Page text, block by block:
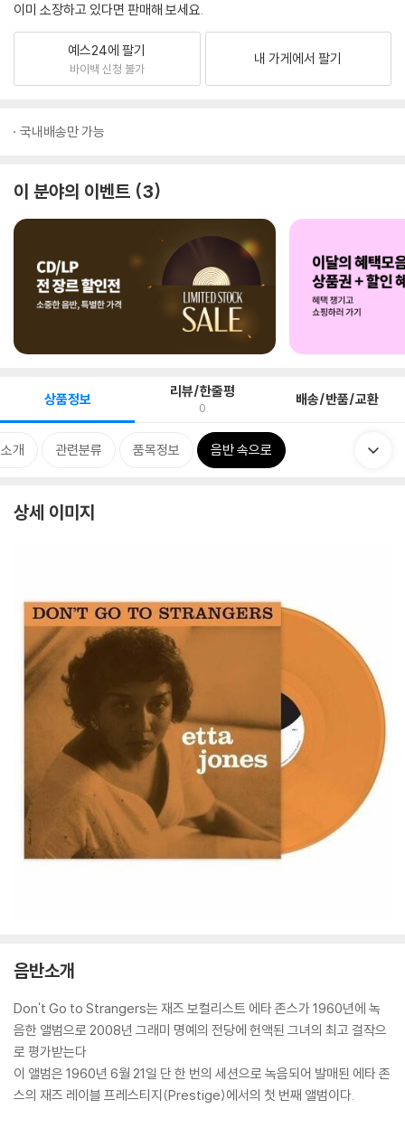
이미 소장하고 있다면 판매해 보세요.
예스24에 팔기
바이백 신청 불가
내 가게에서 팔기
국내배송만 가능
이 분야의 이벤트 3
상품정보 리뷰/한줄평
0 배송/반품/교환
개 관련분류 품목정보 음반 속으로
상세 이미지
음반소개
Don't Go to Strangers는 재즈 보컬리스트 에타 존스가 1960년에 녹
음한 앨범으로 2008년 그래미 명예의 전당에 헌액된 그녀의 최고 걸작으
로 평가받는다
이 앨범은 1960년 6월 21일 단 한 번의 세션으로 녹음되어 발매된 에타 존
스의 재즈 레이블 프레스티지(Prestige)에서의 첫 번째 앨범이다.